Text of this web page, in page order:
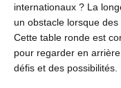
internationaux ? La
un obstacle lorsque
Cette table ronde est
pour regarder en
défis et des possibilités.